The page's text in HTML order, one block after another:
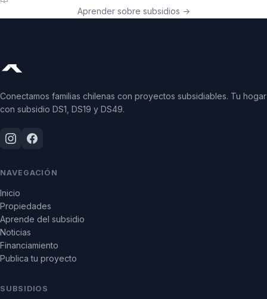
Aprender sobre subsidios →
Conectamos familias chilenas con proyectos subsidiables. Tu hogar
con subsidio DS1, DS19 y DS49.
NAVEGACIÓN
Inicio
Propiedades
Aprende del subsidio
Noticias
Financiamiento
Publica tu proyecto
SUBSIDIOS